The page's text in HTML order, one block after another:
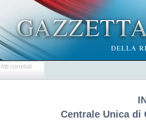
Atti correlati
Centrale Unica di